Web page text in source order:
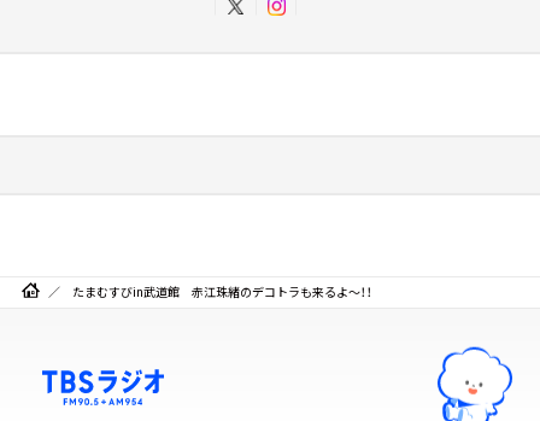
たまむすびin武道館 赤江珠緒のデコトラも来るよ～！！